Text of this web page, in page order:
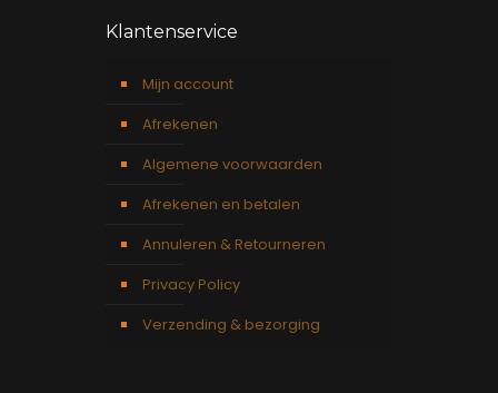
Klantenservice
Mijn account
Afrekenen
Algemene voorwaarden
Afrekenen en betalen
Annuleren & Retourneren
Privacy Policy
Verzending & bezorging